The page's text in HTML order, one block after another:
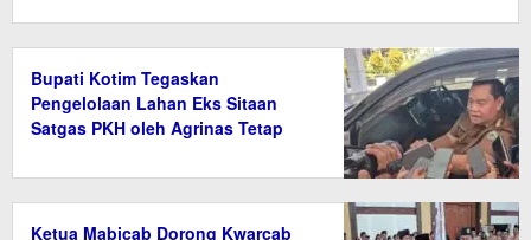
Bupati Kotim Tegaskan
Pengelolaan Lahan Eks Sitaan
Satgas PKH oleh Agrinas Tetap
Ketua Mabicab Dorong Kwarcab